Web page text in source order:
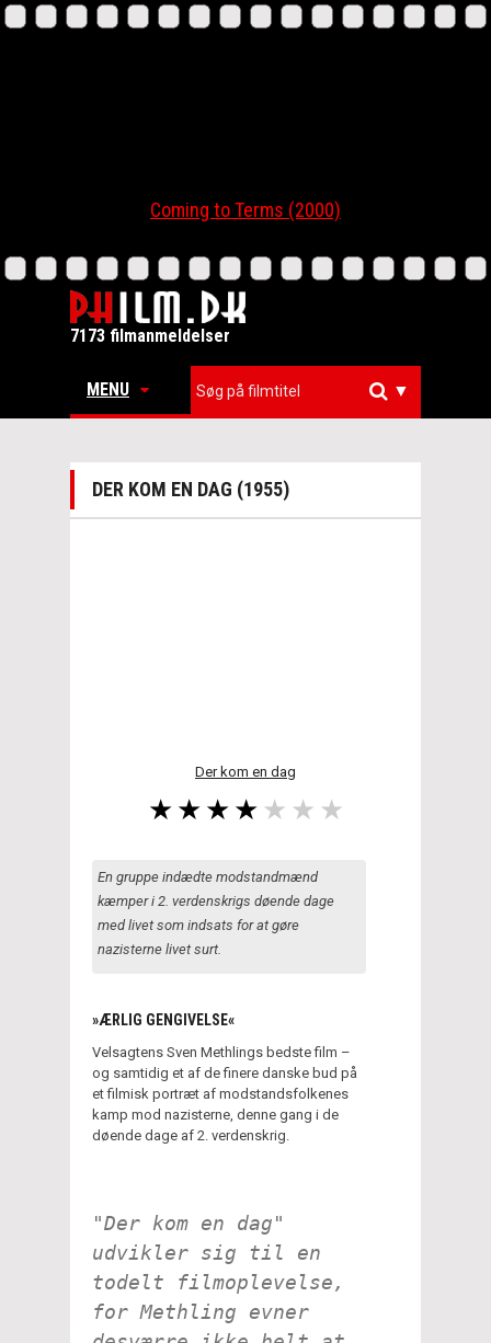
Coming to Terms (2000)
7173 filmanmeldelser
MENU ▼
DER KOM EN DAG (1955)
Der kom en dag
En gruppe indædte modstandmænd
kæmper i 2. verdenskrigs døende dage
med livet som indsats for at gøre
nazisterne livet surt.
»ÆRLIG GENGIVELSE«
Velsagtens Sven Methlings bedste film –
og samtidig et af de finere danske bud på
et filmisk portræt af modstandsfolkenes
kamp mod nazisterne, denne gang i de
døende dage af 2. verdenskrig.
"Der kom en dag"
udvikler sig til en
todelt filmoplevelse,
for Methling evner